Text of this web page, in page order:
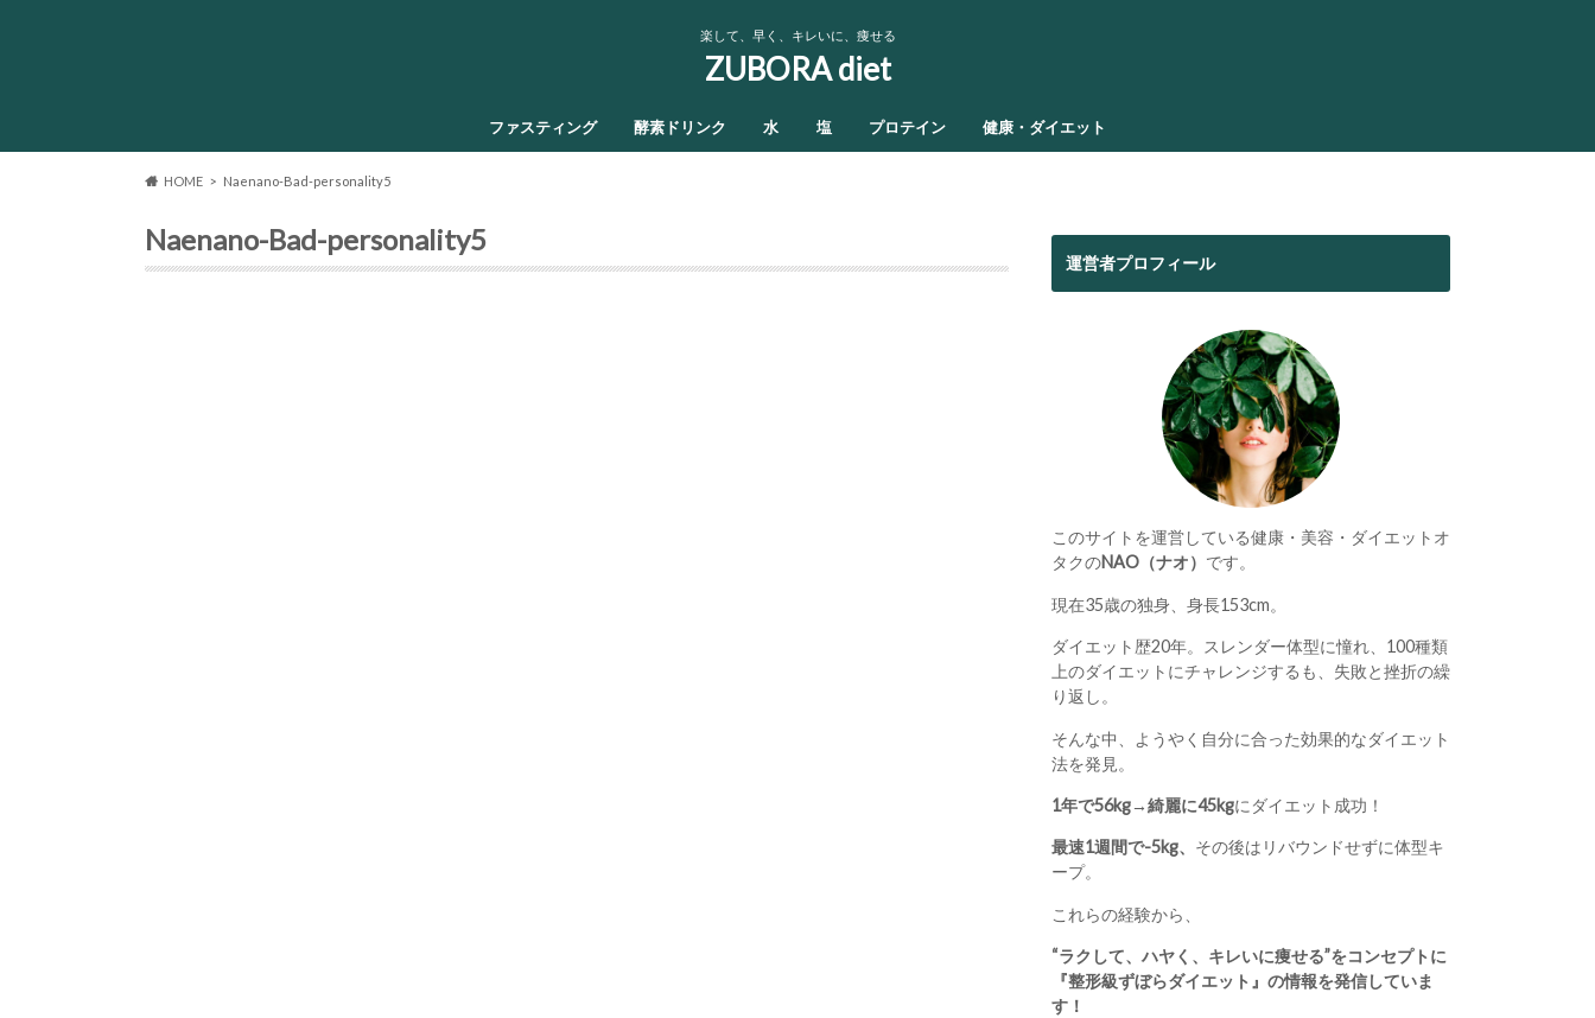
楽して、早く、キレいに、痩せる
ZUBORA diet
ファスティング 酵素ドリンク 水 塩 プロテイン 健康・ダイエット
HOME Naenano-Bad-personality5
Naenano-Bad-personality5
運営者プロフィール
このサイトを運営している健康・美容・ダイエットオ
タクのNAO（ナオ） です。
現在35歳の独身、身長153cm。
ダイエット歴20年。スレンダー体型に憧れ、100種類
上のダイエットにチャレンジするも、失敗と挫折の繰
り返し。
そんな中、ようやく自分に合った効果的なダイエット
法を発見。
1年で56kg→綺麗に45kgにダイエット成功！
最速1週間で-5kg、 その後はリバウンドせずに体型キ
ープ。
これらの経験から、
“ラクして、ハヤく、キレいに痩せる”をコンセプトに
『整形級ずぼらダイエット』の情報を発信していま
す！